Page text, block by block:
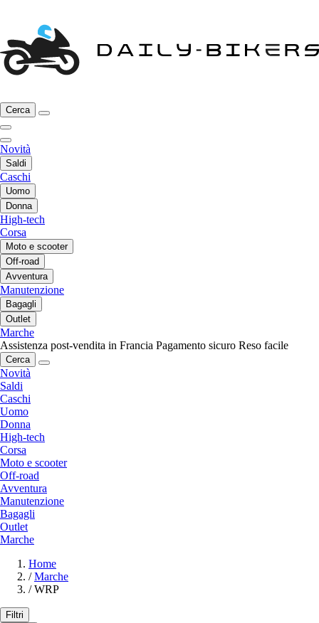
Cerca
Novità
Saldi
Caschi
Uomo
Donna
High-tech
Corsa
Moto e scooter
Off-road
Avventura
Manutenzione
Bagagli
Outlet
Marche
Assistenza post-vendita in Francia Pagamento sicuro Reso facile
Cerca
Novità
Saldi
Caschi
Uomo
Donna
High-tech
Corsa
Moto e scooter
Off-road
Avventura
Manutenzione
Bagagli
Outlet
Marche
Home
/ Marche
/ WRP
Filtri